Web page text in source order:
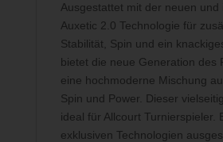
Ausgestattet mit der neuen und
Auxetic 2.0 Technologie für
Stabilität, Spin und ein
bietet die neue Generation des
eine hochmoderne Mischung
Spin und Power. Dieser
ideal für Allcourt Turnierspieler.
exklusiven Technologien